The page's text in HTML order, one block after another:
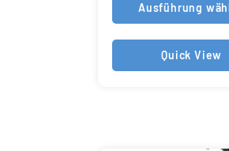
Ausführung
Quick View